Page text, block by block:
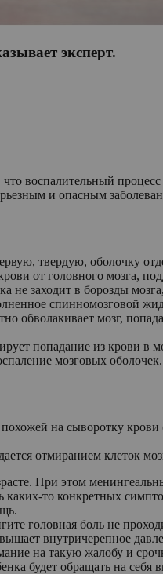
эксперт.
воспалительный
и опасным
твердую, оболочку
от головного мозга,
заходит в борозды
спинномозговой
обволакивает мозг,
попадание из крови в
мозговых оболочек.
на сыворотку крови
отмиранием клеток
При этом
то конкретных
головная боль не
внутричерепное
на такую жалобу и
будет обращать на